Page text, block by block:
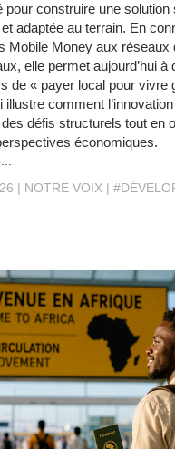
pour construire une solution
adaptée au terrain. En
Mobile Money aux réseaux
elle permet aujourd’hui à
de « payer local pour vivre
illustre comment
défis structurels tout en
économiques.
NOTRE VOIX